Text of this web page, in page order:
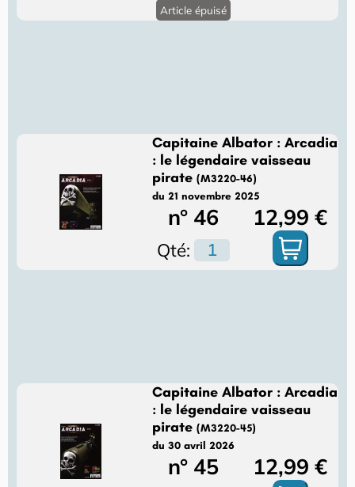
Article épuisé
Capitaine Albator : Arcadia
: le légendaire vaisseau
pirate(M3220-46)
du 21 novembre 2025
n° 46 12,99 €
Qté:
Capitaine Albator : Arcadia
: le légendaire vaisseau
pirate(M3220-45)
du 30 avril 2026
n° 45 12,99 €